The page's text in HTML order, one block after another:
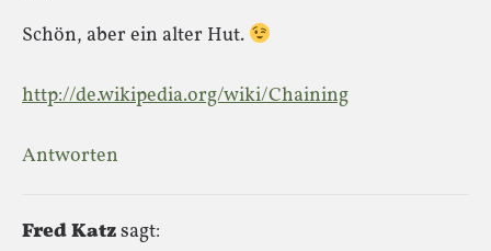
Schön, aber ein alter Hut.
http://de.wikipedia.org/wiki/Chaining
Antworten
Fred Katzsagt: